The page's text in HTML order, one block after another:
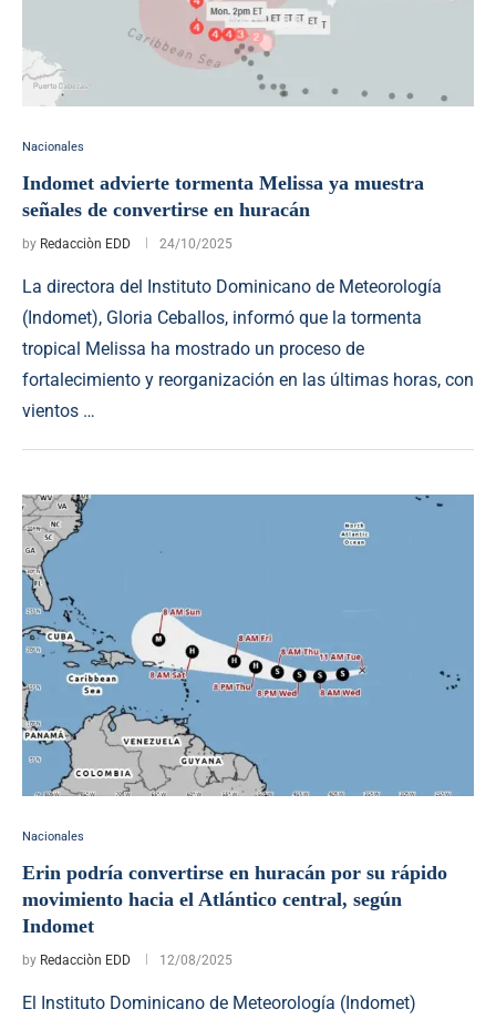
Nacionales
Indomet advierte tormenta Melissa ya muestra
señales de convertirse en huracán
by Redacciòn EDD 24/10/2025
La directora del Instituto Dominicano de Meteorología
(Indomet), Gloria Ceballos, informó que la tormenta
tropical Melissa ha mostrado un proceso de
fortalecimiento y reorganización en las últimas horas, con
vientos …
Nacionales
Erin podría convertirse en huracán por su rápido
movimiento hacia el Atlántico central, según
Indomet
by Redacciòn EDD 12/08/2025
El Instituto Dominicano de Meteorología (Indomet)